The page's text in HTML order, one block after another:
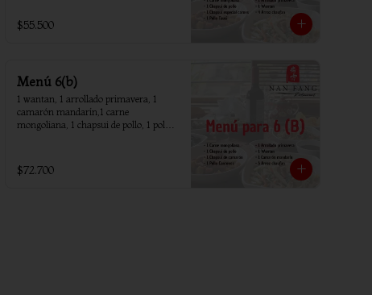
$55.500
Menú 6(b)
1 wantan, 1 arrollado primavera, 1
camarón mandarín,1 carne
mongoliana, 1 chapsui de pollo, 1 pollo
$72.700